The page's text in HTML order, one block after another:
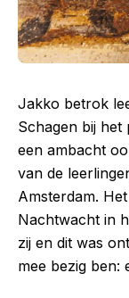
Jakko betrok
Schagen bij het
een ambacht
van de
Amsterdam.
Nachtwacht in
zij en dit was
mee bezig ben: